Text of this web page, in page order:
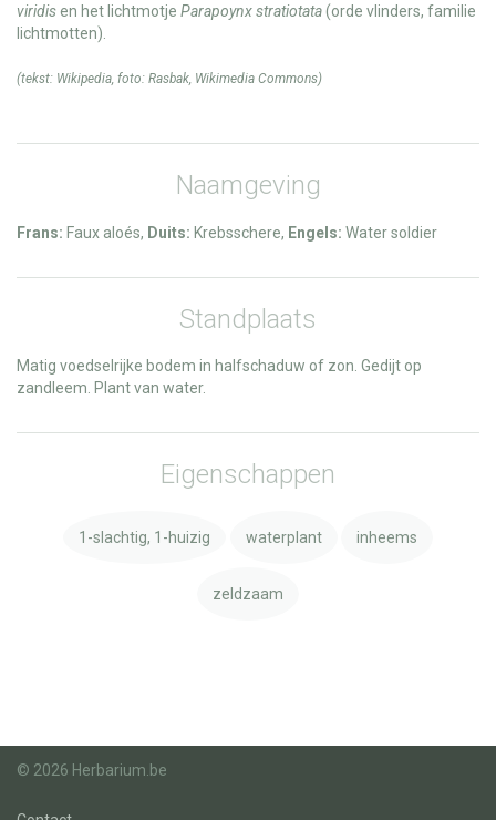
viridisen het lichtmotje Parapoynx stratiotata(orde vlinders, familie
lichtmotten).
(tekst: Wikipedia , foto: Rasbak Wikimedia Commons)
Naamgeving
Frans: Faux aloés, Duits: Krebsschere, Engels: Water soldier
Standplaats
Matig voedselrijke bodem in halfschaduw of zon. Gedijt op
zandleem. Plant van water.
Eigenschappen
1-slachtig, 1-huizig waterplant inheems
zeldzaam
© 2026 Herbarium.be